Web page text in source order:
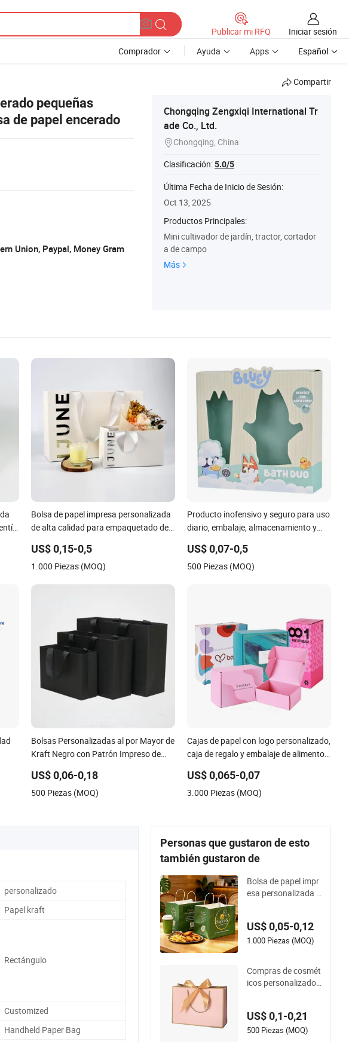
Publicar mi RFQ
Iniciar sesión
Comprador Ayuda Apps Español
Compartir
pequeñas
de papel encerado
Union, Paypal, Money Gram
Chongqing Zengxiqi International Tr
ade Co., Ltd.
Chongqing, China
Clasificación:5.0/5
Última Fecha de Inicio de Sesión:
Oct 13, 2025
Productos Principales:
Mini cultivador de jardín, tractor, cortador
a de campo
Más
Bolsa de papel impresa personalizada
de alta calidad para empaquetado de
boutiques minoristas
US$ 0,15-0,5
1.000 Piezas (MOQ)
Producto inofensivo y seguro para uso
diario, embalaje, almacenamiento y
US$ 0,07-0,5
500 Piezas (MOQ)
Bolsas Personalizadas al por Mayor de
Kraft Negro con Patrón Impreso de
Maíz
US$ 0,06-0,18
500 Piezas (MOQ)
Cajas de papel con logo personalizado,
caja de regalo y embalaje de alimentos
US$ 0,065-0,07
3.000 Piezas (MOQ)
personalizado
Papel kraft
Rectángulo
Customized
Handheld Paper Bag
Personas que gustaron de esto
también gustaron de
Bolsa de papel impr
esa personalizada p
culo único
US$ 0,05-0,12
1.000 Piezas (MOQ)
Compras de cosmét
icos personalizados
bolsa de papel kraft
con asa de cartón, t
US$ 0,1-0,21
500 Piezas (MOQ)